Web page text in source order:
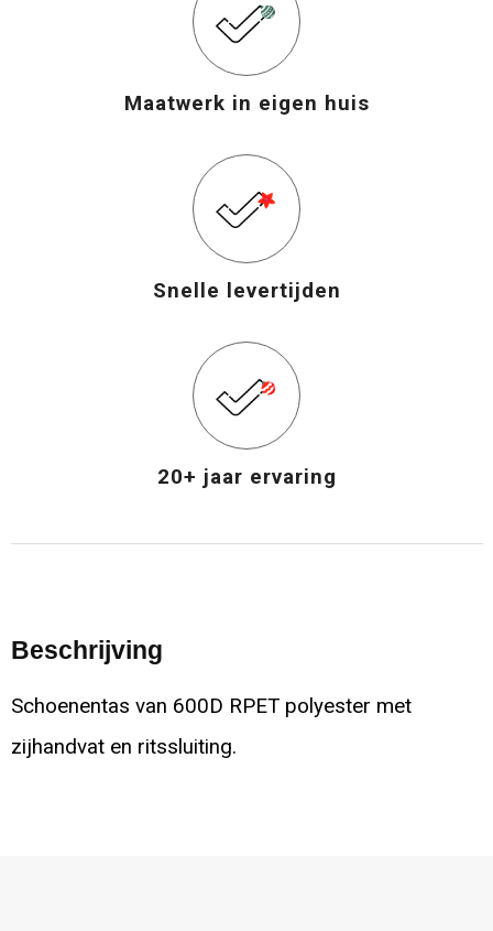
Maatwerk in eigen huis
Snelle levertijden
20+ jaar ervaring
Beschrijving
Schoenentas van 600D RPET polyester met
zijhandvat en ritssluiting.